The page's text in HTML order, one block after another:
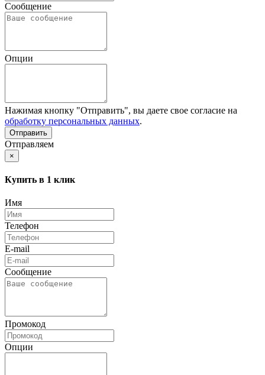
Сообщение
Опции
Нажимая кнопку "Отправить", вы даете свое согласие на
обработку персональных данных.
Отправляем
×
Купить в 1 клик
Имя
Телефон
E-mail
Сообщение
Промокод
Опции